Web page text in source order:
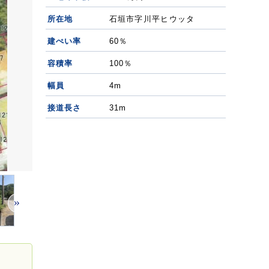
»
所在地 石垣市字川平ヒウッタ
建ぺい率 60％
容積率 100％
幅員 4m
接道長さ 31m